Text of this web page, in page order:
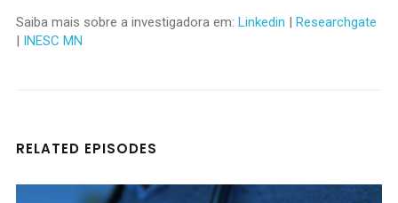
Saiba mais sobre a investigadora em: Linkedin
Researchgate
INESC MN
RELATED EPISODES